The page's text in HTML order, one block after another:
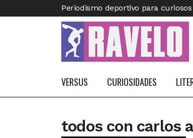
Periodismo deportivo para
VERSUS CURIOSIDADES
todos con carlos